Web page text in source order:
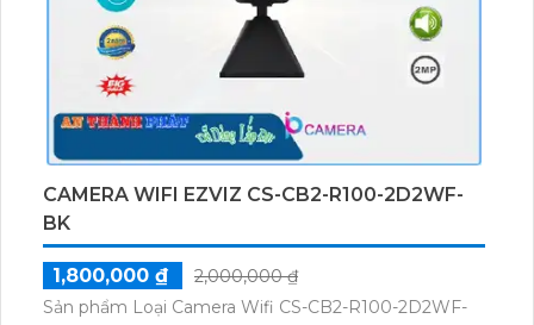
CAMERA WIFI EZVIZ CS-CB2-R100-2D2WF-
BK
1,800,000 ₫
2,000,000 ₫
Sản phẩm Loại Camera Wifi CS-CB2-R100-2D2WF-